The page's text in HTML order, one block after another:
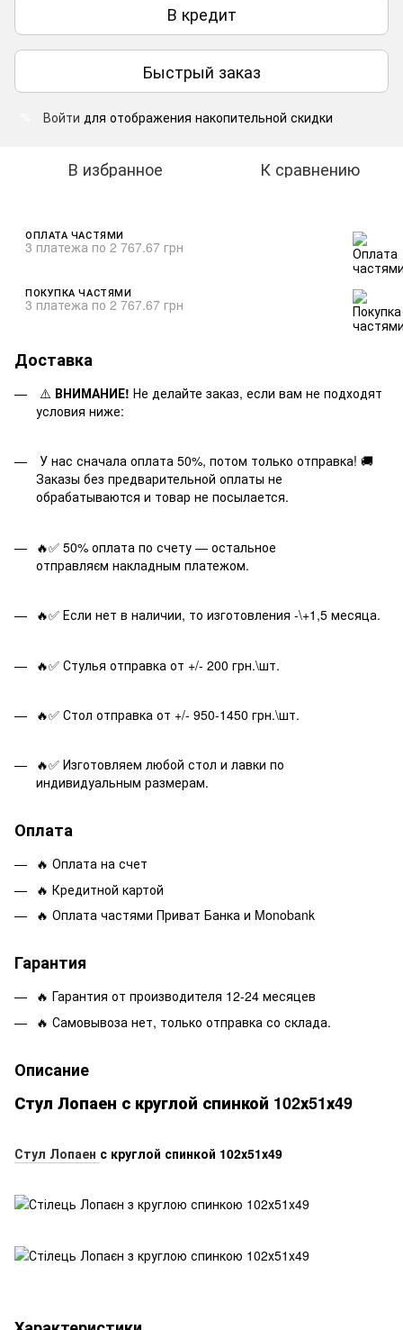
В кредит
Быстрый заказ
Войти для отображения накопительной скидки
В избранное К сравнению
ОПЛАТА ЧАСТЯМИ
3 платежа по 2 767.67 грн
ПОКУПКА ЧАСТЯМИ
3 платежа по 2 767.67 грн
Доставка
⚠️ ВНИМАНИЕ! Не делайте заказ, если вам не подходят
условия ниже:
У нас сначала оплата 50%, потом только отправка! 🚚
Заказы без предварительной оплаты не
обрабатываются и товар не посылается.
🔥✅ 50% оплата по счету — остальное
отправляєм накладным платежом.
🔥✅ Если нет в наличии, то изготовления -\+1,5 месяца.
🔥✅ Стулья отправка от +/- 200 грн.\шт.
🔥✅ Стол отправка от +/- 950-1450 грн.\шт.
🔥✅ Изготовляем любой стол и лавки по
индивидуальным размерам.
Оплата
🔥 Оплата на счет
🔥 Кредитной картой
🔥 Оплата частями Приват Банка и Monobank
Гарантия
🔥 Гарантия от производителя 12-24 месяцев
🔥 Самовывоза нет, только отправка со склада.
Описание
Стул Лопаен с круглой спинкой 102х51х49
Стул Лопаен с круглой спинкой 102х51х49